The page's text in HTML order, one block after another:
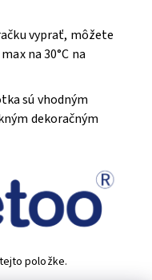
vyprať, môžete
na 30°C na
sú vhodným
dekoračným
položke.